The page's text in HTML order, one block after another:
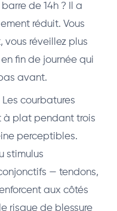
de 14h ? Il a
réduit. Vous
vous réveillez plus
fin de journée qui
avant.
Les courbatures
à plat pendant trois
perceptibles.
stimulus
— tendons,
aux côtés
risque de blessure